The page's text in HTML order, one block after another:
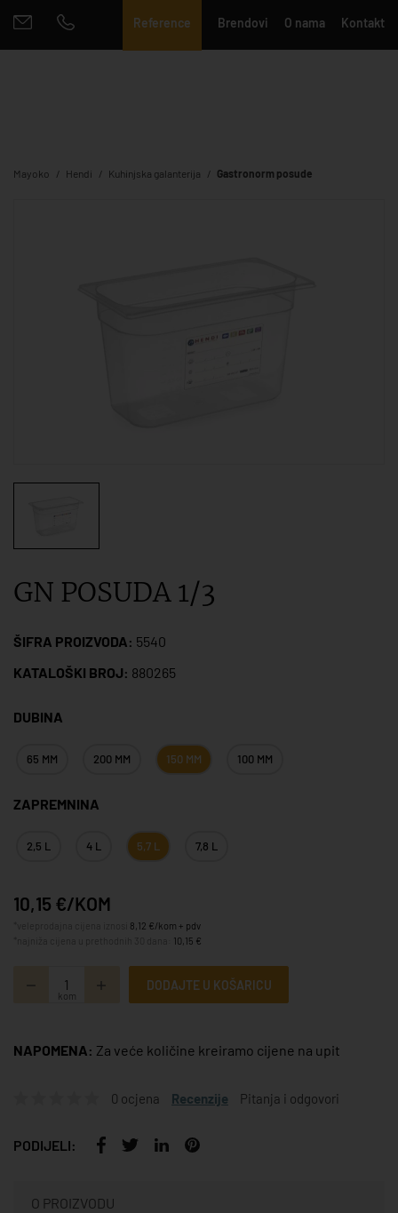
Reference Brendovi O nama Kontakt
Mayoko Hendi Kuhinjska galanterija Gastronorm posude
GN POSUDA 1/3
ŠIFRA PROIZVODA: 5540
KATALOŠKI BROJ: 880265
DUBINA
65 MM 200 MM 150 MM 100 MM
ZAPREMNINA
2,5 L 4 L 5,7 L 7,8 L
10,15 €/KOM
8,12 €/kom + pdv
10,15 €
kom
DODAJTE U KOŠARICU
NAPOMENA: Za veće količine kreiramo cijene na upit
0 ocjena Recenzije Pitanja i odgovori
PODIJELI:
O PROIZVODU